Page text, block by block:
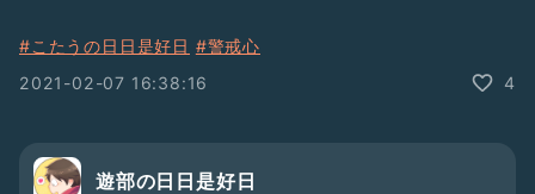
#こたうの日日是好日 #警戒心
2021-02-07 16:38:16
4
遊部の日日是好日